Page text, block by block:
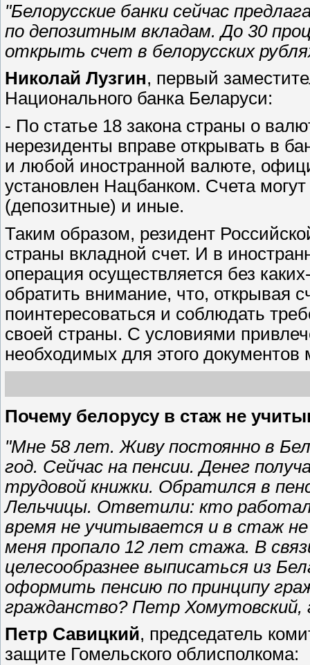
"Белорусские банки сейчас
по депозитным вкладам. До 30
открыть счет в белорусских
Николай Лузгин, первый
Национального банка Беларуси:
- По статье 18 закона страны о
нерезиденты вправе открывать в
и любой иностранной валюте,
установлен Нацбанком. Счета
(депозитные) и иные.
Таким образом, резидент
страны вкладной счет. И в
операция осуществляется без
обратить внимание, что, открывая
поинтересоваться и соблюдать
своей страны. С условиями
необходимых для этого
Почему белорусу в стаж не
"Мне 58 лет. Живу постоянно в
год. Сейчас на пенсии. Денег
трудовой книжки. Обратился в
Лельчицы. Ответили: кто
время не учитывается и в стаж
меня пропало 12 лет стажа. В
целесообразнее выписаться из
оформить пенсию по принципу
гражданство? Петр Хомутовский,
Петр Савицкий, председатель
защите Гомельского облисполкома: